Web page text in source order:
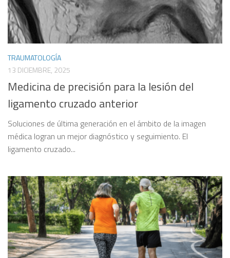
TRAUMATOLOGÍA
13 DICIEMBRE, 2025
Medicina de precisión para la lesión del
ligamento cruzado anterior
Soluciones de última generación en el ámbito de la imagen
médica logran un mejor diagnóstico y seguimiento. El
ligamento cruzado...